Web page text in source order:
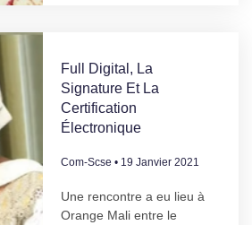
Full Digital, La
Signature Et La
Certification
Électronique
Com-Scse 19 Janvier 2021
Une rencontre a eu lieu à
Orange Mali entre le